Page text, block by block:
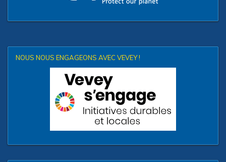
NOUS NOUS ENGAGEONS AVEC VEVEY !